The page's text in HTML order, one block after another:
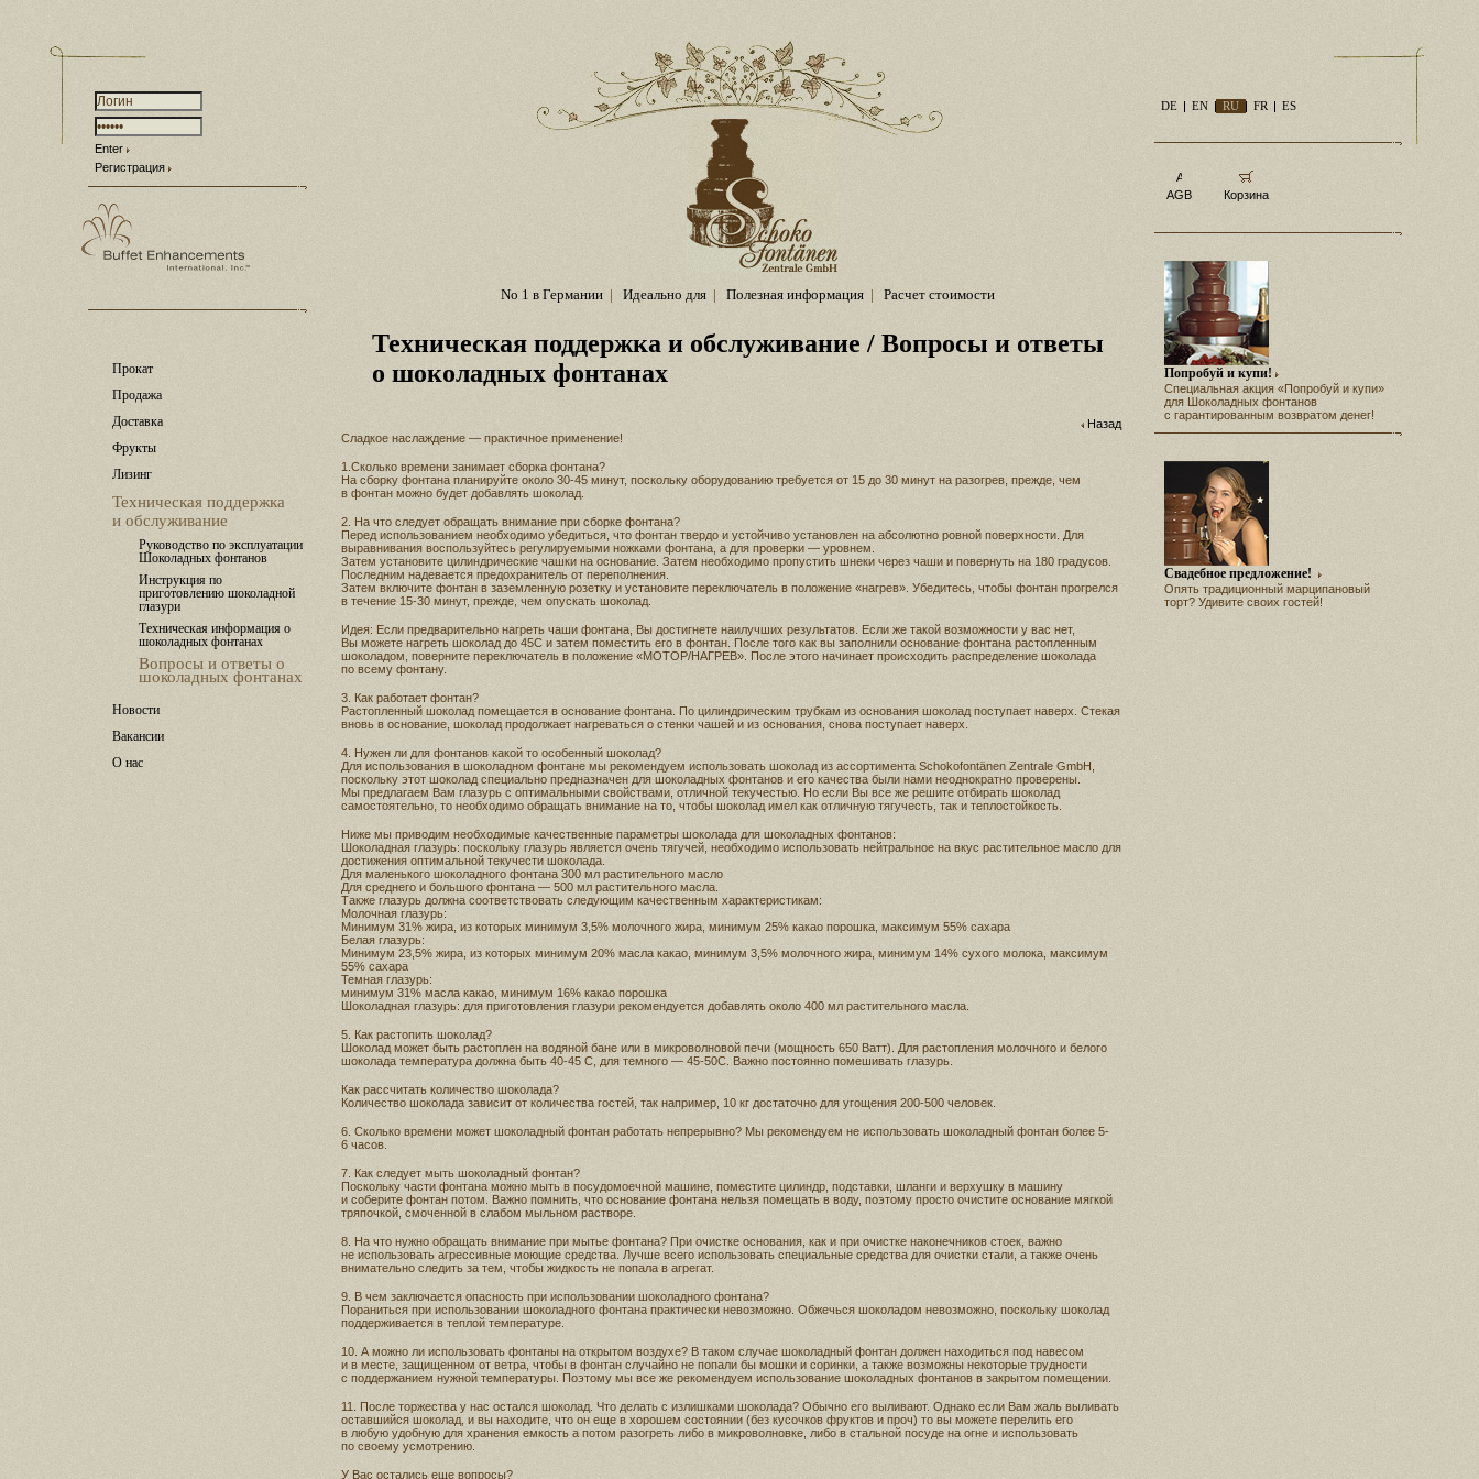
Enter
Регистрация
Прокат
Продажа
Доставка
Фрукты
Лизинг
Техническая поддержка
и обслуживание
Руководство по эксплуатации
Шоколадных фонтанов
Инструкция по
приготовлению шоколадной
глазури
Техническая информация о
шоколадных фонтанах
Вопросы и ответы о
шоколадных фонтанах
Новости
Вакансии
О нас
No 1 в Германии | Идеально для | Полезная информация | Расчет стоимости
Техническая поддержка и обслуживание / Вопросы и ответы
о шоколадных фонтанах
Назад
Сладкое наслаждение — практичное применение!
1.Сколько времени занимает сборка фонтана?
На сборку фонтана планируйте около 30-45 минут, поскольку оборудованию требуется от 15 до 30 минут на разогрев, прежде, чем
в фонтан можно будет добавлять шоколад.
2. На что следует обращать внимание при сборке фонтана?
Перед использованием необходимо убедиться, что фонтан твердо и устойчиво установлен на абсолютно ровной поверхности. Для
выравнивания воспользуйтесь регулируемыми ножками фонтана, а для проверки — уровнем.
Затем установите цилиндрические чашки на основание. Затем необходимо пропустить шнеки через чаши и повернуть на 180 градусов.
Последним надевается предохранитель от переполнения.
Затем включите фонтан в заземленную розетку и установите переключатель в положение «нагрев». Убедитесь, чтобы фонтан прогрелся
в течение 15-30 минут, прежде, чем опускать шоколад.
Идея: Если предварительно нагреть чаши фонтана, Вы достигнете наилучших результатов. Если же такой возможности у вас нет,
Вы можете нагреть шоколад до 45С и затем поместить его в фонтан. После того как вы заполнили основание фонтана растопленным
шоколадом, поверните переключатель в положение «МОТОР/НАГРЕВ». После этого начинает происходить распределение шоколада
по всему фонтану.
3. Как работает фонтан?
Растопленный шоколад помещается в основание фонтана. По цилиндрическим трубкам из основания шоколад поступает наверх. Стекая
вновь в основание, шоколад продолжает нагреваться о стенки чашей и из основания, снова поступает наверх.
4. Нужен ли для фонтанов какой то особенный шоколад?
Для использования в шоколадном фонтане мы рекомендуем использовать шоколад из ассортимента Schokofontänen Zentrale GmbH,
поскольку этот шоколад специально предназначен для шоколадных фонтанов и его качества были нами неоднократно проверены.
Мы предлагаем Вам глазурь с оптимальными свойствами, отличной текучестью. Но если Вы все же решите отбирать шоколад
самостоятельно, то необходимо обращать внимание на то, чтобы шоколад имел как отличную тягучесть, так и теплостойкость.
Ниже мы приводим необходимые качественные параметры шоколада для шоколадных фонтанов:
Шоколадная глазурь: поскольку глазурь является очень тягучей, необходимо использовать нейтральное на вкус растительное масло для
достижения оптимальной текучести шоколада.
Для маленького шоколадного фонтана 300 мл растительного масло
Для среднего и большого фонтана — 500 мл растительного масла.
Также глазурь должна соответствовать следующим качественным характеристикам:
Молочная глазурь:
Минимум 31% жира, из которых минимум 3,5% молочного жира, минимум 25% какао порошка, максимум 55% сахара
Белая глазурь:
Минимум 23,5% жира, из которых минимум 20% масла какао, минимум 3,5% молочного жира, минимум 14% сухого молока, максимум
55% сахара
Темная глазурь:
минимум 31% масла какао, минимум 16% какао порошка
Шоколадная глазурь: для приготовления глазури рекомендуется добавлять около 400 мл растительного масла.
5. Как растопить шоколад?
Шоколад может быть растоплен на водяной бане или в микроволновой печи (мощность 650 Ватт). Для растопления молочного и белого
шоколада температура должна быть 40-45 С, для темного — 45-50С. Важно постоянно помешивать глазурь.
Как рассчитать количество шоколада?
Количество шоколада зависит от количества гостей, так например, 10 кг достаточно для угощения 200-500 человек.
6. Сколько времени может шоколадный фонтан работать непрерывно? Мы рекомендуем не использовать шоколадный фонтан более 5-
6 часов.
7. Как следует мыть шоколадный фонтан?
Поскольку части фонтана можно мыть в посудомоечной машине, поместите цилиндр, подставки, шланги и верхушку в машину
и соберите фонтан потом. Важно помнить, что основание фонтана нельзя помещать в воду, поэтому просто очистите основание мягкой
тряпочкой, смоченной в слабом мыльном растворе.
8. На что нужно обращать внимание при мытье фонтана? При очистке основания, как и при очистке наконечников стоек, важно
не использовать агрессивные моющие средства. Лучше всего использовать специальные средства для очистки стали, а также очень
внимательно следить за тем, чтобы жидкость не попала в агрегат.
9. В чем заключается опасность при использовании шоколадного фонтана?
Пораниться при использовании шоколадного фонтана практически невозможно. Обжечься шоколадом невозможно, поскольку шоколад
поддерживается в теплой температуре.
10. А можно ли использовать фонтаны на открытом воздухе? В таком случае шоколадный фонтан должен находиться под навесом
и в месте, защищенном от ветра, чтобы в фонтан случайно не попали бы мошки и соринки, а также возможны некоторые трудности
с поддержанием нужной температуры. Поэтому мы все же рекомендуем использование шоколадных фонтанов в закрытом помещении.
11. После торжества у нас остался шоколад. Что делать с излишками шоколада? Обычно его выливают. Однако если Вам жаль выливать
оставшийся шоколад, и вы находите, что он еще в хорошем состоянии (без кусочков фруктов и проч) то вы можете перелить его
в любую удобную для хранения емкость а потом разогреть либо в микроволновке, либо в стальной посуде на огне и использовать
по своему усмотрению.
У Вас остались еще вопросы?
DE EN RU FR ES
AGB Корзина
Попробуй и купи!
Специальная акция «Попробуй и купи»
для Шоколадных фонтанов
с гарантированным возвратом денег!
Свадебное предложение!
Опять традиционный марципановый
торт? Удивите своих гостей!